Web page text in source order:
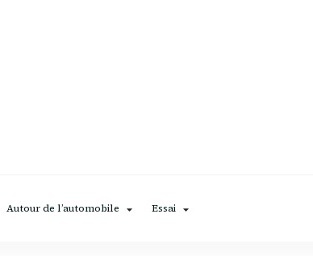
Autour de l’automobile Essai